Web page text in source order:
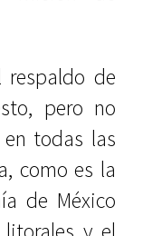
respaldo de
pero no
todas las
como es la
de México